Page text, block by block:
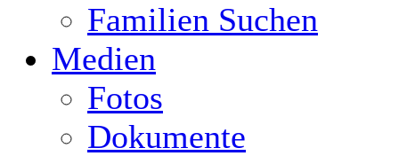
Familien Suchen
Medien
Fotos
Dokumente